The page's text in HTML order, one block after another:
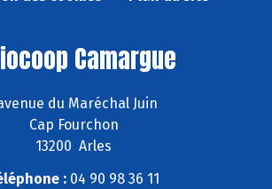
Camargue
du Maréchal Juin
Cap Fourchon
13200 Arles
: 04 90 98 36 11